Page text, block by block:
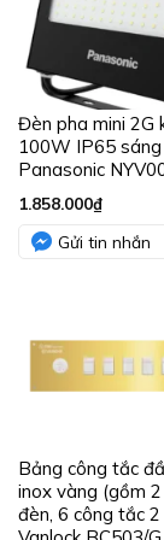
Đèn pha mini 2G
100W IP65
Panasonic
1.858.000₫
Gửi tin nhắn
Bảng công tắc
inox vàng (gồm
đèn, 6 công tắc 2